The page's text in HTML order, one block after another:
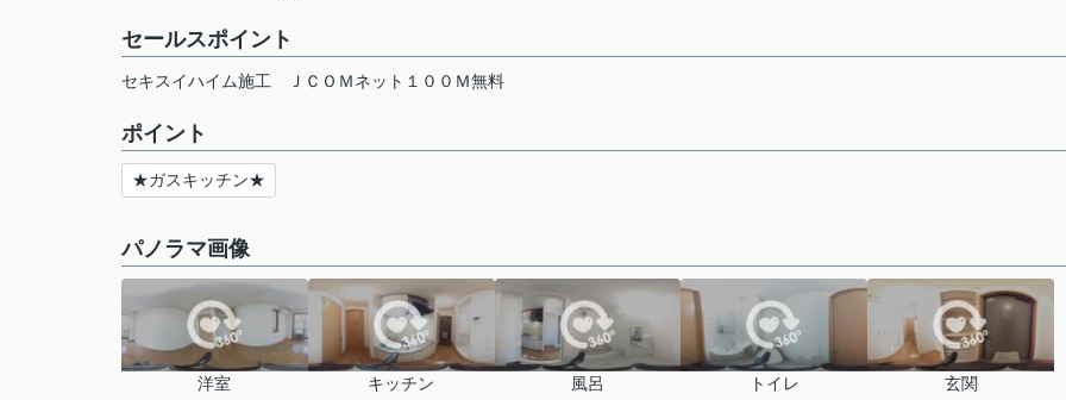
セールスポイント
セキスイハイム施工 ＪＣＯＭネット１００Ｍ無料
ポイント
★ガスキッチン★
パノラマ画像
洋室 キッチン 風呂 トイレ 玄関